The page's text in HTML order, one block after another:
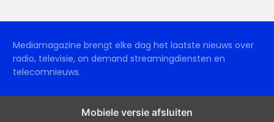
Mediamagazine brengt elke dag het laatste nieuws over
radio, televisie, on demand streamingdiensten en
telecomnieuws.
Mobiele versie afsluiten